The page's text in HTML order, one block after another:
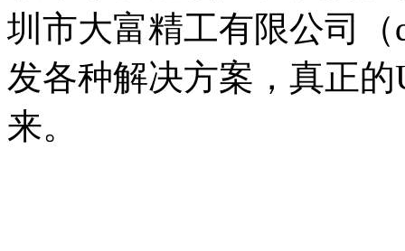
圳市大富精工有限公司
发各种解决方案，真正
来。